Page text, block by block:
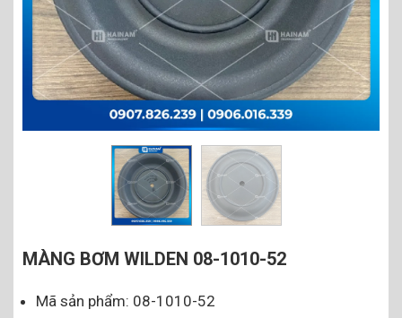
MÀNG BƠM WILDEN 08-1010-52
Mã sản phẩm: 08-1010-52